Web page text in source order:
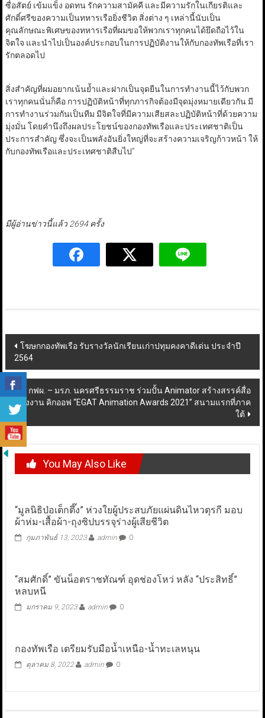
ซื่อสัตย์ เข้มแข็ง อดทน รักความสามัคคี และมีความรักในเกียรติและ
ศักดิ์ศรีของความเป็นทหารเรือยิ่งชีวิต สิ่งต่าง ๆ เหล่านี้นับเป็น
คุณลักษณะพิเศษของทหารเรือที่ผมขอให้พวกเราทุกคนได้ยึดถือไว้ใน
จิตใจ และนำไปเป็นองค์ประกอบในการปฏิบัติงานให้กับกองทัพเรือที่เรา
รักตลอดไป
สิ่งสำคัญที่ผมอยากเน้นย้ำและฝากเป็นจุดยืนในการทำงานนี้ไว้กับพวก
เราทุกคนนั่นก็คือ การปฏิบัติหน้าที่ทุกภารกิจต้องมีจุดมุ่งหมายเดียวกัน มี
การทำงานร่วมกันเป็นทีม มีจิตใจที่มีความเสียสละปฏิบัติหน้าที่ด้วยความ
มุ่งมั่น โดยคำนึงถึงผลประโยชน์ของกองทัพเรือและประเทศชาติเป็น
ประการสำคัญ ซึ่งจะเป็นพลังอันยิ่งใหญ่ที่จะสร้างความเจริญก้าวหน้า ให้
กับกองทัพเรือและประเทศชาติสืบไป”
มีผู้อ่านข่าวนี้แล้ว 2694 ครั้ง
Post
navigation
โฆษกกองทัพเรือ รับรางวัลนักเรียนเก่าปทุมคงคาดีเด่น ประจำปี
2564
กฟผ. – มรภ. นครศรีธรรมราช ร่วมปั้น Animator สร้างสรรค์สื่อ
พลังงาน คิกออฟ “EGAT Animation Awards 2021” สนามแรกที่ภาค
ใต้
You May Also Like
“มูลนิธิป่อเต็กตึ๊ง” ห่วงใยผู้ประสบภัยแผ่นดินไหวตุรกี มอบ
ผ้าห่ม-เสื้อผ้า-ถุงซิปบรรจุร่างผู้เสียชีวิต
กุมภาพันธ์ 13, 2023 admin 0
“สมศักดิ์” ขันน็อตราชทัณฑ์ อุดช่องโหว่ หลัง “ประสิทธิ์”
หลบหนี
มกราคม 9, 2023 admin 0
กองทัพเรือ เตรียมรับมือน้ำเหนือ-น้ำทะเลหนุน
ตุลาคม 8, 2022 admin 0